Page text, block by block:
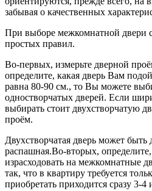
забывая о качественных
При выборе межкомнатной двери
простых правил.
Во-первых, измерьте дверной
определите, какая дверь Вам
равна 80-90 см., то Вы можете
одностворчатых дверей. Если
выбирать стоит двухстворчатую
проём.
Двухстворчатая дверь может
распашная.Во-вторых,
израсходовать на межкомнатные
так, что в квартиру требуется
приобретать приходится сразу 3-